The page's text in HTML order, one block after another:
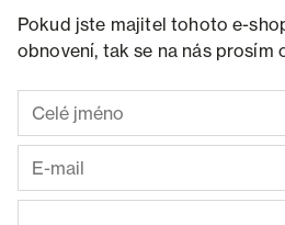
Pokud jste majitel tohoto e-
obnovení, tak se na nás prosím